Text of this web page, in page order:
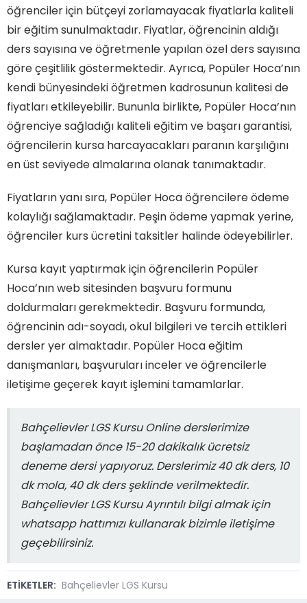
öğrenciler için bütçeyi zorlamayacak fiyatlarla kaliteli
bir eğitim sunulmaktadır. Fiyatlar, öğrencinin aldığı
ders sayısına ve öğretmenle yapılan özel ders sayısına
göre çeşitlilik göstermektedir. Ayrıca, Popüler Hoca’nın
kendi bünyesindeki öğretmen kadrosunun kalitesi de
fiyatları etkileyebilir. Bununla birlikte, Popüler Hoca’nın
öğrenciye sağladığı kaliteli eğitim ve başarı garantisi,
öğrencilerin kursa harcayacakları paranın karşılığını
en üst seviyede almalarına olanak tanımaktadır.
Fiyatların yanı sıra, Popüler Hoca öğrencilere ödeme
kolaylığı sağlamaktadır. Peşin ödeme yapmak yerine,
öğrenciler kurs ücretini taksitler halinde ödeyebilirler.
Kursa kayıt yaptırmak için öğrencilerin Popüler
Hoca’nın web sitesinden başvuru formunu
doldurmaları gerekmektedir. Başvuru formunda,
öğrencinin adı-soyadı, okul bilgileri ve tercih ettikleri
dersler yer almaktadır. Popüler Hoca eğitim
danışmanları, başvuruları inceler ve öğrencilerle
iletişime geçerek kayıt işlemini tamamlarlar.
Bahçelievler LGS Kursu Online derslerimize
başlamadan önce 15-20 dakikalık ücretsiz
deneme dersi yapıyoruz. Derslerimiz 40 dk ders, 10
dk mola, 40 dk ders şeklinde verilmektedir.
Bahçelievler LGS Kursu Ayrıntılı bilgi almak için
whatsapp hattımızı kullanarak bizimle iletişime
geçebilirsiniz.
ETİKETLER: Bahçelievler LGS Kursu